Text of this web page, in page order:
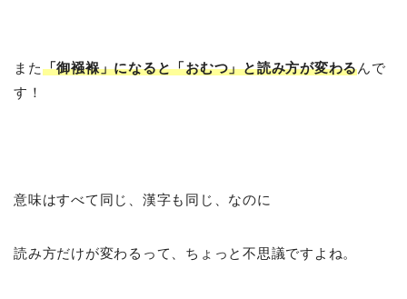
また「御襁褓」になると「おむつ」と読み方が変わるんで
す！
意味はすべて同じ、漢字も同じ、なのに
読み方だけが変わるって、ちょっと不思議ですよね。